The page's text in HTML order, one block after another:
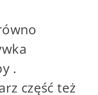
.
część też